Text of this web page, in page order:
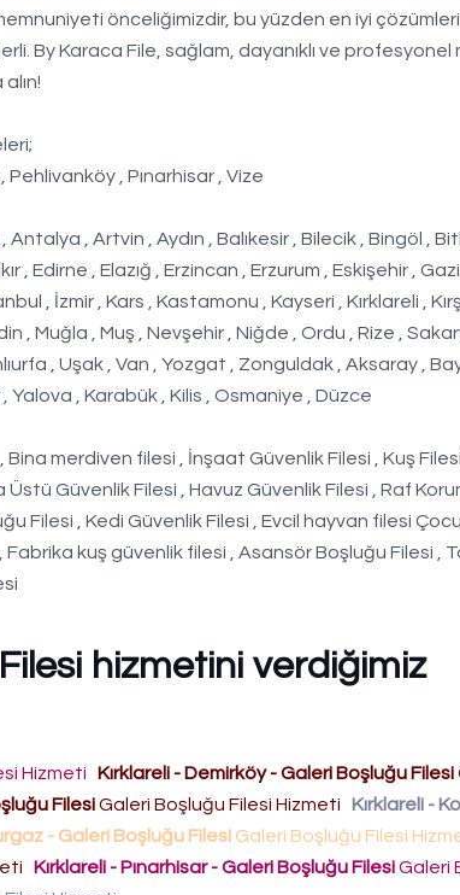
önceliğimizdir, bu yüzden en iyi çözümleri
By Karaca File, sağlam, dayanıklı ve profesyonel
, Pınarhisar , Vize
, Artvin , Aydın , Balıkesir , Bilecik , Bingöl ,
, Edirne , Elazığ , Erzincan , Erzurum , Eskişehir ,
, İzmir , Kars , Kastamonu , Kayseri , Kırklareli ,
, Muğla , Muş , Nevşehir , Niğde , Ordu , Rize ,
, Uşak , Van , Yozgat , Zonguldak , Aksaray ,
, Yalova , Karabük , Kilis , Osmaniye , Düzce
merdiven filesi , İnşaat Güvenlik Filesi , Kuş
Güvenlik Filesi , Havuz Güvenlik Filesi , Raf
Filesi , Kedi Güvenlik Filesi , Evcil hayvan filesi
kuş güvenlik filesi , Asansör Boşluğu Filesi ,
hizmetini verdiğimiz
Hizmeti Kırklareli - Demirköy - Galeri Boşluğu Filesi
FilesiGaleri Boşluğu Filesi Hizmeti
Kırklareli -
- Galeri Boşluğu Filesi Galeri Boşluğu Filesi
Kırklareli - Pınarhisar - Galeri Boşluğu FilesiGaleri